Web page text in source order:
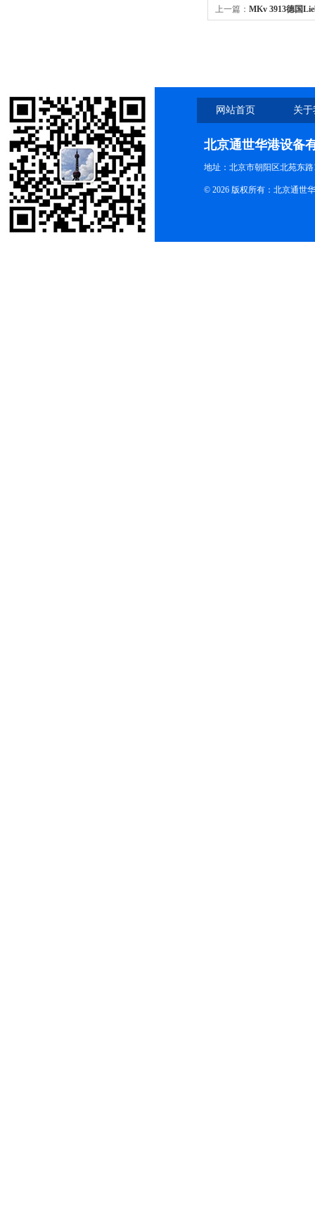
上一篇： MKv 3913德国
网站首页 关
北京通世华港设备
地址：北京市朝阳区北苑东路
© 2026 版权所有：北京通世